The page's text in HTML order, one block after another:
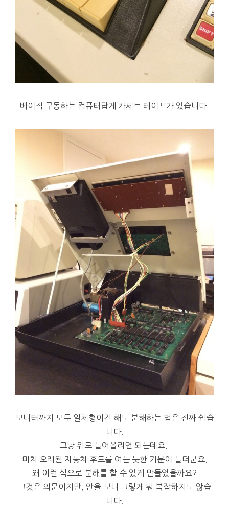
베이직 구동하는 컴퓨터답게 카세트 테이프가 있습니다.
모니터까지 모두 일체형이긴 해도 분해하는 법은 진짜 쉽습
니다.
그냥 위로 들어올리면 되는데요.
마치 오래된 자동차 후드를 여는 듯한 기분이 들더군요.
왜 이런 식으로 분해를 할 수 있게 만들었을까요?
그것은 의문이지만, 안을 보니 그렇게 뭐 복잡하지도 않습
니다.